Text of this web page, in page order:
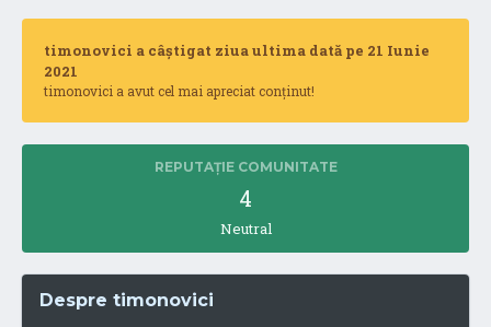
timonovici a câștigat ziua ultima dată pe 21 Iunie
2021
timonovici a avut cel mai apreciat conținut!
REPUTAȚIE COMUNITATE
4
Neutral
Despre timonovici